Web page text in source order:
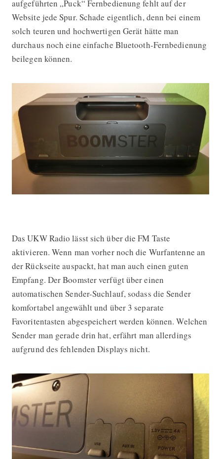
aufgeführten „Puck“ Fernbedienung fehlt auf der
Website jede Spur. Schade eigentlich, denn bei einem
solch teuren und hochwertigen Gerät hätte man
durchaus noch eine einfache Bluetooth-Fernbedienung
beilegen können.
Das UKW Radio lässt sich über die FM Taste
aktivieren. Wenn man vorher noch die Wurfantenne an
der Rückseite auspackt, hat man auch einen guten
Empfang. Der Boomster verfügt über einen
automatischen Sender-Suchlauf, sodass die Sender
komfortabel angewählt und über 3 separate
Favoritentasten abgespeichert werden können. Welchen
Sender man gerade drin hat, erfährt man allerdings
aufgrund des fehlenden Displays nicht.